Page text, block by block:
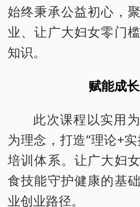
始终秉承公益初心，
业、让广大妇女零门
知识。
赋能成长
此次课程以实用
为理念，打造“理论+
培训体系。让广大妇
食技能守护健康的基
业创业路径。